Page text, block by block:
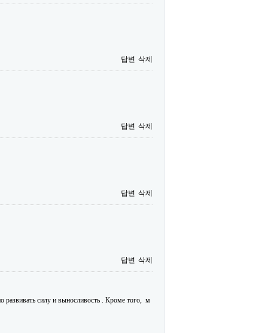
답변 삭제
답변 삭제
답변 삭제
답변 삭제
силу и выносливость . Кроме того, м